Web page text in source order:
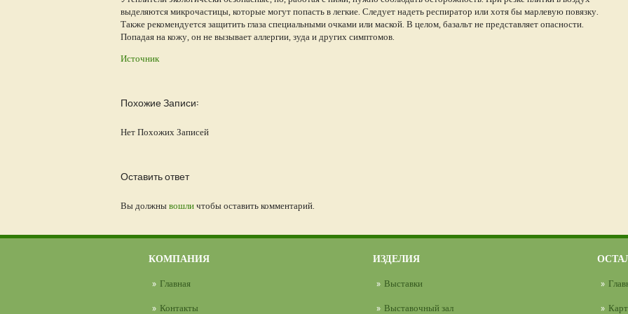
выделяются микрочастицы, которые могут попасть в легкие. Следует надеть респиратор или хотя бы марлевую повязку.
Также рекомендуется защитить глаза специальными очками или маской. В целом, базальт не представляет опасности.
Попадая на кожу, он не вызывает аллергии, зуда и других симптомов.
Источник
Похожие Записи:
Нет Похожих Записей
Оставить ответ
Вы должнывошличтобы оставить комментарий.
КОМПАНИЯ
Главная
Контакты
ИЗДЕЛИЯ
Выставки
Выставочный зал